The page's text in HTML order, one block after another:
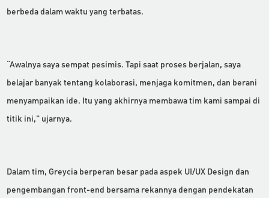
berbeda dalam waktu yang terbatas.
“Awalnya saya sempat pesimis. Tapi saat proses berjalan, saya
belajar banyak tentang kolaborasi, menjaga komitmen, dan berani
menyampaikan ide. Itu yang akhirnya membawa tim kami sampai di
titik ini,” ujarnya.
Dalam tim, Greycia berperan besar pada aspek UI/UX Design dan
pengembangan front-end bersama rekannya dengan pendekatan